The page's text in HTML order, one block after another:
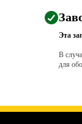
Эта
В
для